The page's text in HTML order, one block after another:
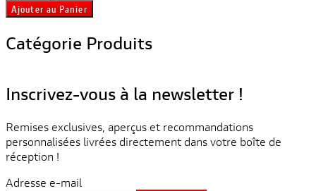
Ajouter au Panier
Catégorie Produits
Inscrivez-vous à la newsletter !
Remises exclusives, aperçus et recommandations
personnalisées livrées directement dans votre boîte de
réception !
Adresse e-mail